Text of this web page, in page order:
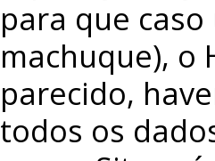
para que
machuque), o
parecido,
todos os